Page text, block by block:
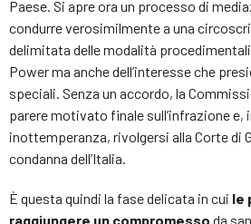
Paese. Si apre ora un processo di
condurre verosimilmente a una
delimitata delle modalità procedimentali
Power ma anche dell’interesse che
speciali. Senza un accordo, la
parere motivato finale sull’infrazione e,
inottemperanza, rivolgersi alla Corte di
condanna dell’Italia.
È questa quindi la fase delicata in cui le
raggiungere un compromesso da